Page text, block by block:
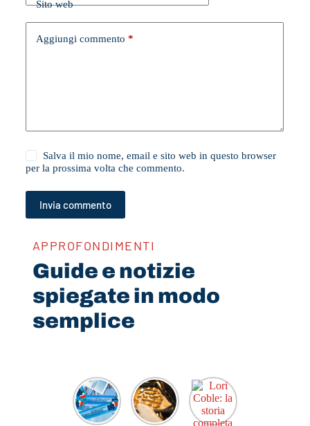
Sito web
Aggiungi commento *
Salva il mio nome, email e sito web in questo browser
per la prossima volta che commento.
Invia commento
APPROFONDIMENTI
Guide e notizie
spiegate in modo
semplice